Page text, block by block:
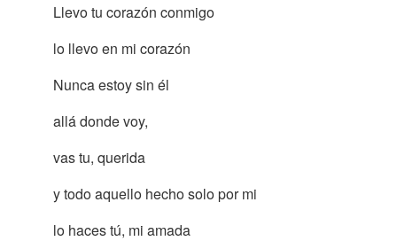
Llevo tu corazón conmigo
lo llevo en mi corazón
Nunca estoy sin él
allá donde voy,
vas tu, querida
y todo aquello hecho solo por mi
lo haces tú, mi amada